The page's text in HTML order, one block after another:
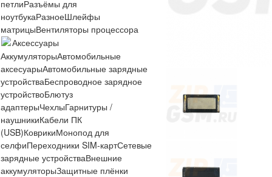
петлиРазъёмы для
ноутбукаРазноеШлейфы
матрицыВентиляторы процессора
Аксессуары
АккумуляторыАвтомобильные
аксесуарыАвтомобильные зарядные
устройстваБеспроводное зарядное
устройствоБлютуз
адаптерыЧехлыГарнитуры /
наушникиКабели ПК
(USB)КоврикиМонопод для
селфиПереходники SIM-картСетевые
зарядные устройстваВнешние
аккумуляторыЗащитные плёнки